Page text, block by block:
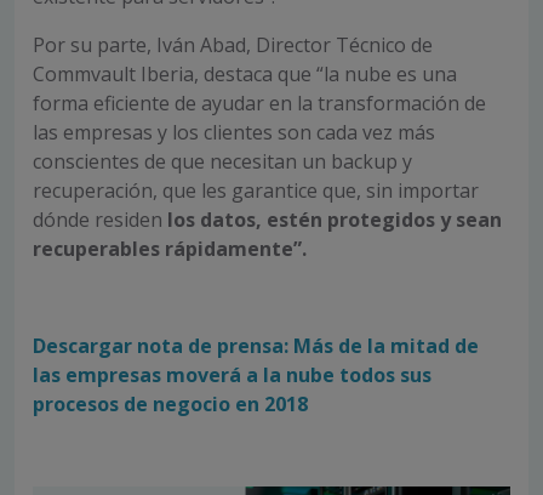
Por su parte, Iván Abad, Director Técnico de
Commvault Iberia, destaca que “la nube es una
forma eficiente de ayudar en la transformación de
las empresas y los clientes son cada vez más
conscientes de que necesitan un backup y
recuperación, que les garantice que, sin importar
dónde residen los datos, estén protegidos y sean
recuperables rápidamente”.
Descargar nota de prensa: Más de la mitad de
las empresas moverá a la nube todos sus
procesos de negocio en 2018